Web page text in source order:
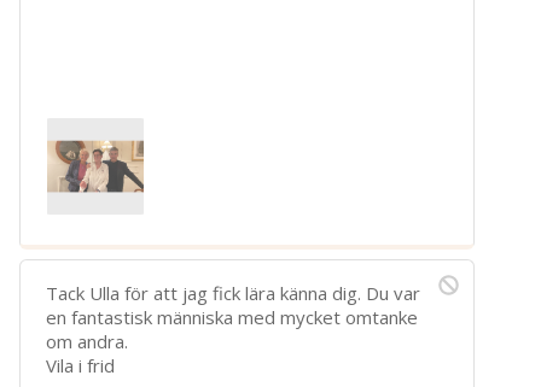
Tack Ulla för att jag fick lära känna dig. Du var
en fantastisk människa med mycket omtanke
om andra.
Vila i frid